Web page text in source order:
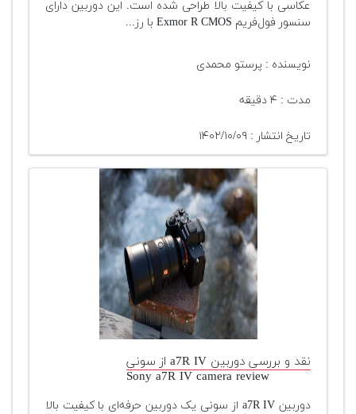
عکاسی با کیفیت بالا طراحی شده است. این دوربین دارای
سنسور فول‌فریم Exmor R CMOS با رز...
نویسنده : پرستو محمدی
مدت : ۴ دقیقه
تاریخ انتشار : ۱۴۰۲/۱۰/۰۹
نقد و بررسی دوربین a7R IV از سونی
Sony a7R IV camera review
دوربین a7R IV از سونی یک دوربین حرفه‌ای با کیفیت بالا